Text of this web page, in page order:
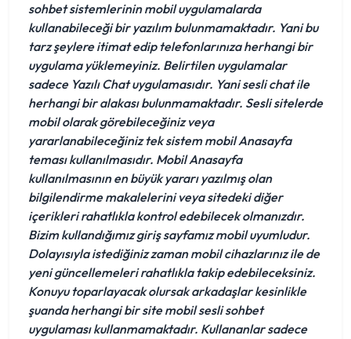
sohbet sistemlerinin mobil uygulamalarda
kullanabileceği bir yazılım bulunmamaktadır. Yani bu
tarz şeylere itimat edip telefonlarınıza herhangi bir
uygulama yüklemeyiniz. Belirtilen uygulamalar
sadece Yazılı Chat uygulamasıdır. Yani sesli chat ile
herhangi bir alakası bulunmamaktadır. Sesli sitelerde
mobil olarak görebileceğiniz veya
yararlanabileceğiniz tek sistem mobil Anasayfa
teması kullanılmasıdır. Mobil Anasayfa
kullanılmasının en büyük yararı yazılmış olan
bilgilendirme makalelerini veya sitedeki diğer
içerikleri rahatlıkla kontrol edebilecek olmanızdır.
Bizim kullandığımız giriş sayfamız mobil uyumludur.
Dolayısıyla istediğiniz zaman mobil cihazlarınız ile de
yeni güncellemeleri rahatlıkla takip edebileceksiniz.
Konuyu toparlayacak olursak arkadaşlar kesinlikle
şuanda herhangi bir site mobil sesli sohbet
uygulaması kullanmamaktadır. Kullananlar sadece